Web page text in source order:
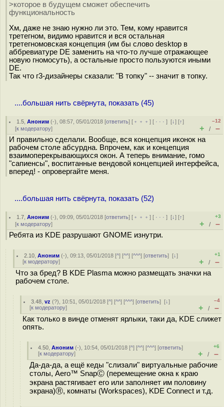
>которое в будущем сможет обеспечить
функциональность
Хм, даже не знаю нужно ли это. Тем, кому нравится
третегном, видимо нравится и вся остальная
третегномовская концепция (им бы слово desktop в
аббревиатуре DE заменить на что-то лучше отражающее
новую гномосуть), а остальные просто пользуются иными
DE.
Так что г3-дизайнеры сказали: "В тoпку" -- значит в тoпку.
....большая нить свёрнута, показать (45)
1.5 ,Аноним (-), 08:57, 05/01/2018 [ответить] [ ﹢﹢﹢] [ · · ·][↓] [↑]
[к модератору]
–12
+ / –
И правильно сделали. Вообще, вся концепция иконок на
рабочем столе абсурдна. Впрочем, как и концепция
взаимоперекрывающихся окон. А теперь внимание, гомо
"сапиенсы", воспитанные вендовой концепцией интерфейса,
вперед! - опровергайте меня.
....большая нить свёрнута, показать (52)
1.7 ,Аноним (-), 09:09, 05/01/2018 [ответить] [ ﹢﹢﹢] [ · · ·][↓] [↑]
[к модератору]
+3
+ / –
Ребята из KDE разрушают GNOME изнутри.
2.10 ,Аноним (-), 09:13, 05/01/2018 [^] [^^] [^^^] [ответить][↓]
[к модератору]
+1
+ / –
Что за бред? В KDE Plasma можно размещать значки на
рабочем столе.
3.48 ,vz (?), 10:51, 05/01/2018 [^] [^^] [^^^] [ответить][↓]
[к модератору]
–4
+ / –
Как только в винде отменят ярлыки, таки да, KDE слижет
опять.
4.50 ,Аноним (-), 10:54, 05/01/2018 [^] [^^] [^^^] [ответить]
[к модератору]
+6
+ / –
Да-да-да, а ещё кеды "слизали" виртуальные рабочие
столы, Aero™ SnapⒸ (перемещение окна к краю
экрана растягивает его или заполняет им половину
экрана)Ⓡ, комнаты (Workspaces), KDE Connect и т.д.